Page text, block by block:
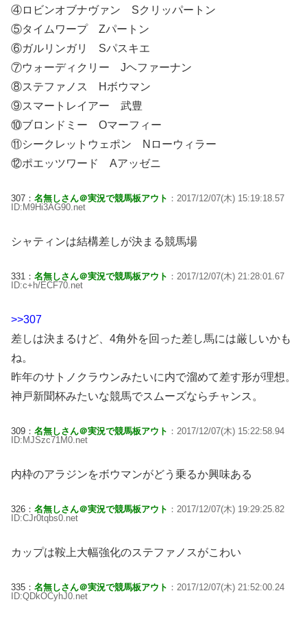
④ロビンオブナヴァン Sクリッパートン
⑤タイムワープ Zパートン
⑥ガルリンガリ Sパスキエ
⑦ウォーディクリー Jヘファーナン
⑧ステファノス Hボウマン
⑨スマートレイアー 武豊
⑩ブロンドミー Oマーフィー
⑪シークレットウェポン Nローウィラー
⑫ポエッツワード Aアッゼニ
307： 名無しさん＠実況で競馬板アウト ：2017/12/07(木) 15:19:18.57
ID:M9Hi3AG90.net
シャティンは結構差しが決まる競馬場
331： 名無しさん＠実況で競馬板アウト ：2017/12/07(木) 21:28:01.67
ID:c+h/ECF70.net
>>307
差しは決まるけど、4角外を回った差し馬には厳しいかも
ね。
昨年のサトノクラウンみたいに内で溜めて差す形が理想。
神戸新聞杯みたいな競馬でスムーズならチャンス。
309： 名無しさん＠実況で競馬板アウト ：2017/12/07(木) 15:22:58.94
ID:MJSzc71M0.net
内枠のアラジンをボウマンがどう乗るか興味ある
326： 名無しさん＠実況で競馬板アウト ：2017/12/07(木) 19:29:25.82
ID:CJr0tqbs0.net
カップは鞍上大幅強化のステファノスがこわい
335： 名無しさん＠実況で競馬板アウト ：2017/12/07(木) 21:52:00.24
ID:QDkOCyhJ0.net